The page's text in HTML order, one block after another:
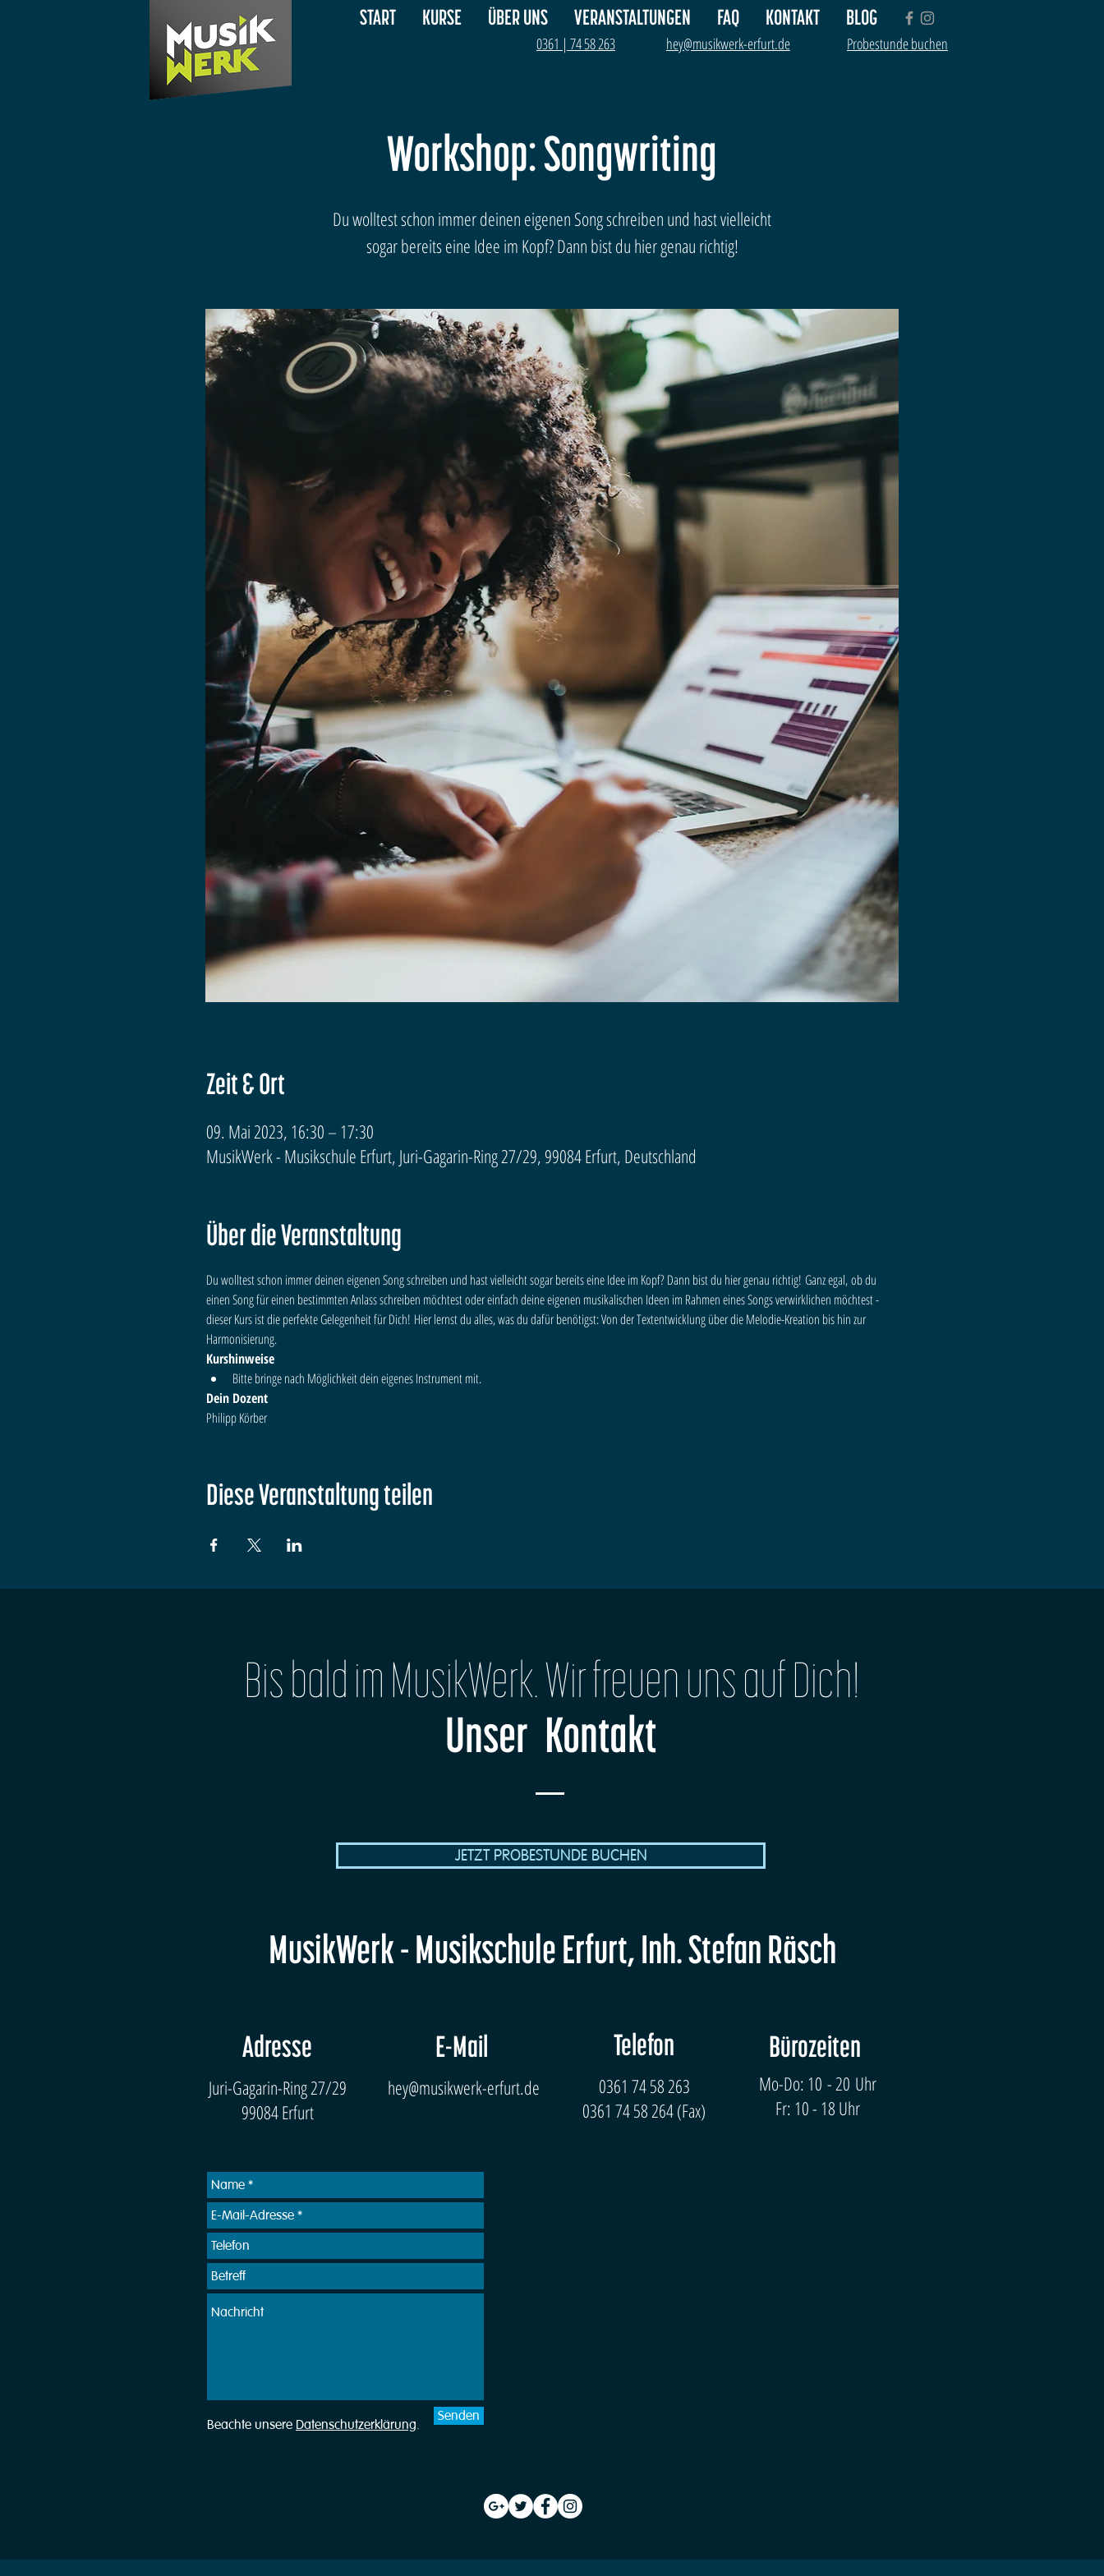
START KURSE ÜBER UNS VERANSTALTUNGEN FAQ KONTAKT BLOG
0361 | 74 58 263 hey@musikwerk-erfurt.de Probestunde buchen
Workshop: Songwriting
Du wolltest schon immer deinen eigenen Song schreiben und hast vielleicht
sogar bereits eine Idee im Kopf? Dann bist du hier genau richtig!
Zeit & Ort
09. Mai 2023, 16:30 – 17:30
MusikWerk - Musikschule Erfurt, Juri-Gagarin-Ring 27/29, 99084 Erfurt, Deutschland
Über die Veranstaltung
Du wolltest schon immer deinen eigenen Song schreiben und hast vielleicht sogar bereits eine Idee im Kopf? Dann bist du hier genau richtig! Ganz egal, ob du
einen Song für einen bestimmten Anlass schreiben möchtest oder einfach deine eigenen musikalischen Ideen im Rahmen eines Songs verwirklichen möchtest -
dieser Kurs ist die perfekte Gelegenheit für Dich! Hier lernst du alles, was du dafür benötigst: Von der Textentwicklung über die Melodie-Kreation bis hin zur
Harmonisierung.
Kurshinweise
Bitte bringe nach Möglichkeit dein eigenes Instrument mit.
Dein Dozent
Philipp Körber
Diese Veranstaltung teilen
Bis bald im MusikWerk. Wir freuen uns auf Dich!
Unser Kontakt
JETZT PROBESTUNDE BUCHEN
MusikWerk - Musikschule Erfurt, Inh. Stefan Räsch
Adresse
Juri-Gagarin-Ring 27/29
99084 Erfurt
E-Mail
hey@musikwerk-erfurt.de
Telefon
0361 74 58 263
0361 74 58 264 (Fax)
Bürozeiten
Mo-Do: 10 - 20 Uhr
Fr: 10 - 18 Uhr
Beachte unsere Datenschutzerklärung.
Senden